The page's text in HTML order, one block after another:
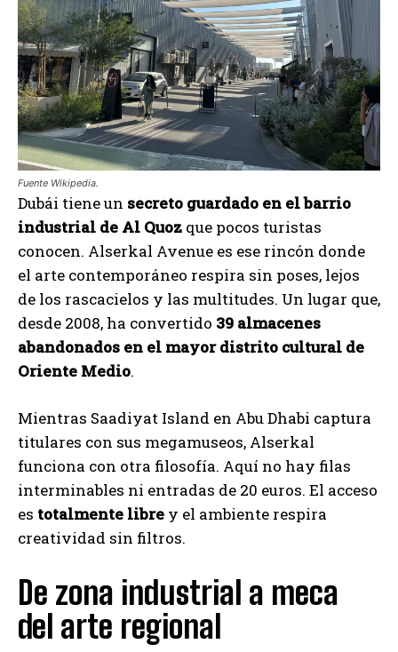
Fuente Wikipedia.
Dubái tiene un secreto guardado en el barrio
industrial de Al Quoz que pocos turistas
conocen. Alserkal Avenue es ese rincón donde
el arte contemporáneo respira sin poses, lejos
de los rascacielos y las multitudes. Un lugar que,
desde 2008, ha convertido 39 almacenes
abandonados en el mayor distrito cultural de
Oriente Medio.
Mientras Saadiyat Island en Abu Dhabi captura
titulares con sus megamuseos, Alserkal
funciona con otra filosofía. Aquí no hay filas
interminables ni entradas de 20 euros. El acceso
es totalmente libre y el ambiente respira
creatividad sin filtros.
De zona industrial a meca
del arte regional